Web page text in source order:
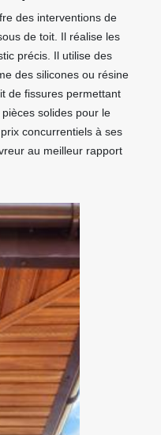
des interventions de
de toit. Il réalise les
précis. Il utilise des
des silicones ou résine
de fissures permettant
pièces solides pour le
concurrentiels à ses
au meilleur rapport